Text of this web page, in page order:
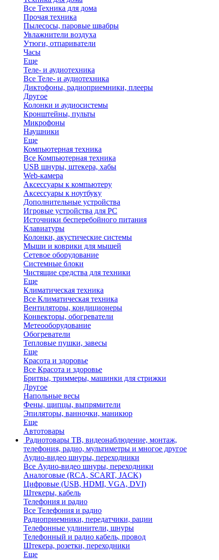
Все Техника для дома
Прочая техника
Пылесосы, паровые швабры
Увлажнители воздуха
Утюги, отпариватели
Часы
Еще
Теле- и аудиотехника
Все Теле- и аудиотехника
Диктофоны, радиоприемники, плееры
Другое
Колонки и аудиосистемы
Кронштейны, пульты
Микрофоны
Наушники
Еще
Компьютерная техника
Все Компьютерная техника
USB шнуры, штекера, хабы
Web-камера
Аксессуары к компьютеру
Аксессуары к ноутбуку
Дополнительные устройства
Игровые устройства для PC
Источники бесперебойного питания
Клавиатуры
Колонки, акустические системы
Мыши и коврики для мышей
Сетевое оборудование
Системные блоки
Чистящие средства для техники
Еще
Климатическая техника
Все Климатическая техника
Вентиляторы, кондиционеры
Конвекторы, обогреватели
Метеооборудование
Обогреватели
Тепловые пушки, завесы
Еще
Красота и здоровье
Все Красота и здоровье
Бритвы, триммеры, машинки для стрижки
Другое
Напольные весы
Фены, щипцы, выпрямители
Эпиляторы, ванночки, маникюр
Еще
Автотовары
Радиотовары ТВ, видеонаблюдение, монтаж,
телефония, радио, мультиметры и многое другое
Аудио-видео шнуры, переходники
Все Аудио-видео шнуры, переходники
Аналоговые (RCA, SCART, JACK)
Цифровые (USB, HDMI, VGA, DVI)
Штекеры, кабель
Телефония и радио
Все Телефония и радио
Радиоприемники, передатчики, рации
Телефонные удлинители, шнуры
Телефонный и радио кабель, провод
Штекера, розетки, переходники
Еще